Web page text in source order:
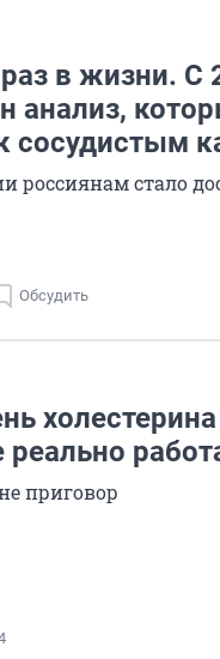
в жизни. С
анализ,
сосудистым
россиянам стало
Обсудить
приговор